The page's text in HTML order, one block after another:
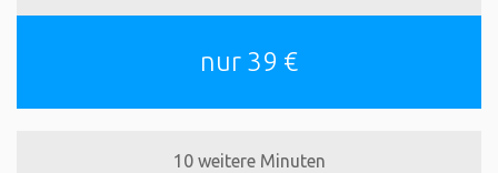
nur 39 €
10 weitere Minuten